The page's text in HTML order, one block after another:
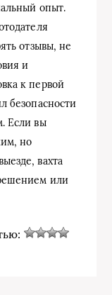
опыт.
отзывы, не
и
к первой
безопасности
Если вы
но
вахта
или